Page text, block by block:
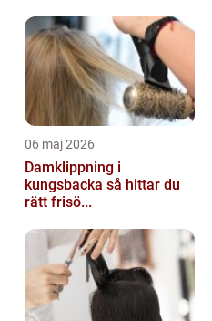
06 maj 2026
Damklippning i
kungsbacka så hittar du
rätt frisö...